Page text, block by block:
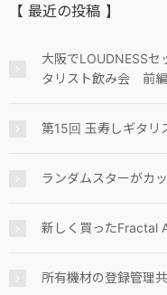
【 最近の投稿 】
大阪でLOUDNESSセ
タリスト飲み会 前編
第15回 玉寿しギタリ
ランダムスターがカ
新しく買ったFractal
所有機材の登録管理